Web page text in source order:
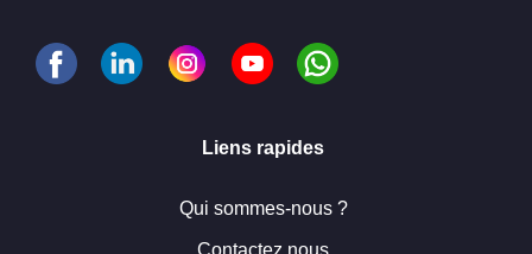
Liens rapides
Qui sommes-nous ?
Contactez nous